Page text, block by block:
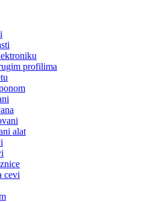
profilima
alat
cevi